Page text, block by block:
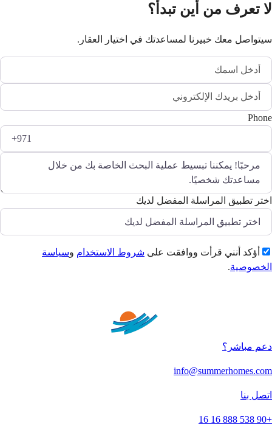
لا تعرف من أين تبدأ؟
سيتواصل معك خبيرنا لمساعدتك في اختيار العقار.
Phone
اختر تطبيق المراسلة المفضل لديك
أؤكد أنني قرأت ووافقت على شروط الاستخدام وسياسة
الخصوصية.
دعم مباشر؟
info@summerhomes.com
اتصل بنا
+90 538 888 16 16